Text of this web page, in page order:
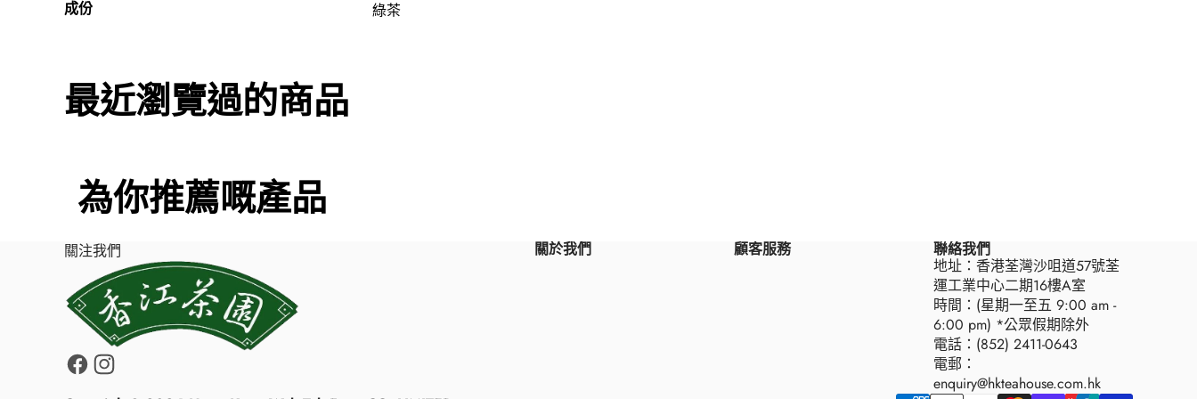
成份
綠茶
最近瀏覽過的商品
為你推薦嘅產品
關注我們
FacebookInstagram
關於我們 顧客服務
聯絡我們
地址：香港荃灣沙咀道57號荃
運工業中心二期16樓A室
時間：(星期一至五 9:00 am -
6:00 pm) *公眾假期除外
電話：(852) 2411-0643
電郵：
enquiry@hkteahouse.com.hk